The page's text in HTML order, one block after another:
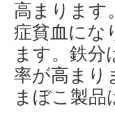
高まります
症貧血にな
ます。鉄分
率が高まり
まぼこ製品